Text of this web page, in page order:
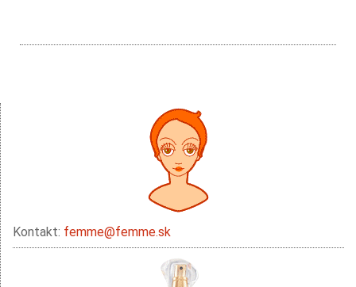
Kontakt: femme@femme.sk